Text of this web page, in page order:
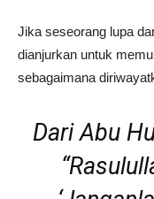
Jika seseorang lupa
dianjurkan untuk
sebagaimana
Dari Abu